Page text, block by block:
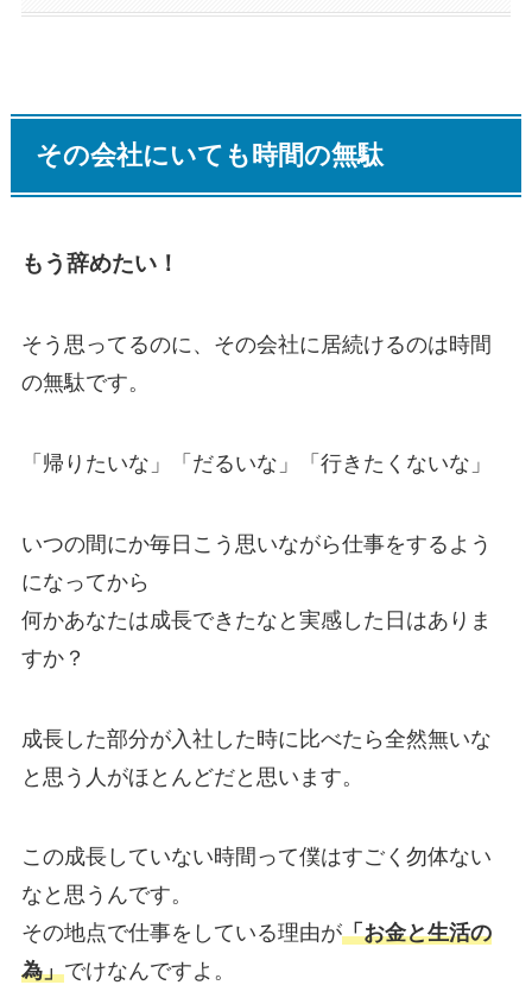
その会社にいても時間の無駄
もう辞めたい！
そう思ってるのに、その会社に居続けるのは時間
の無駄です。
「帰りたいな」「だるいな」「行きたくないな」
いつの間にか毎日こう思いながら仕事をするよう
になってから
何かあなたは成長できたなと実感した日はありま
すか？
成長した部分が入社した時に比べたら全然無いな
と思う人がほとんどだと思います。
この成長していない時間って僕はすごく勿体ない
なと思うんです。
その地点で仕事をしている理由が「お金と生活の
為」でけなんですよ。